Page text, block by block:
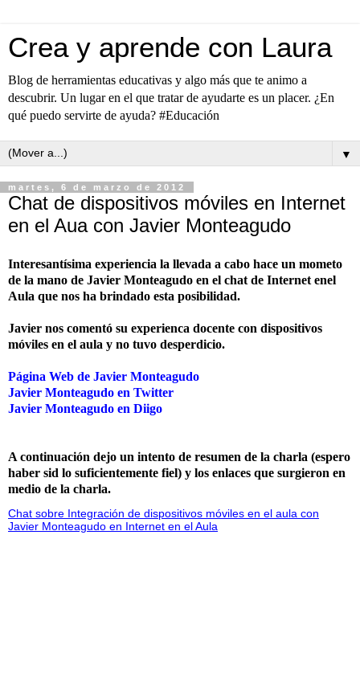
Crea y aprende con Laura
Blog de herramientas educativas y algo más que te animo a
descubrir. Un lugar en el que tratar de ayudarte es un placer. ¿En
qué puedo servirte de ayuda? #Educación
▼
martes, 6 de marzo de 2012
Chat de dispositivos móviles en Internet
en el Aua con Javier Monteagudo
Interesantísima experiencia la llevada a cabo hace un mometo
de la mano de Javier Monteagudo en el chat de Internet enel
Aula que nos ha brindado esta posibilidad.
Javier nos comentó su experienca docente con dispositivos
móviles en el aula y no tuvo desperdicio.
Página Web de Javier Monteagudo
Javier Monteagudo en Twitter
Javier Monteagudo en Diigo
A continuación dejo un intento de resumen de la charla (espero
haber sid lo suficientemente fiel) y los enlaces que surgieron en
medio de la charla.
Chat sobre Integración de dispositivos móviles en el aula con
Javier Monteagudo en Internet en el Aula